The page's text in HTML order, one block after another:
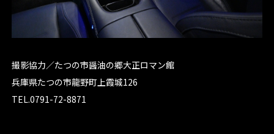
撮影協力／たつの市醤油の郷大正ロマン館
兵庫県たつの市龍野町上霞城126
TEL.0791-72-8871